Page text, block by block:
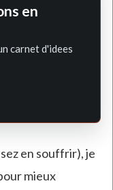
en
carnet d'idees
en souffrir), je
mieux